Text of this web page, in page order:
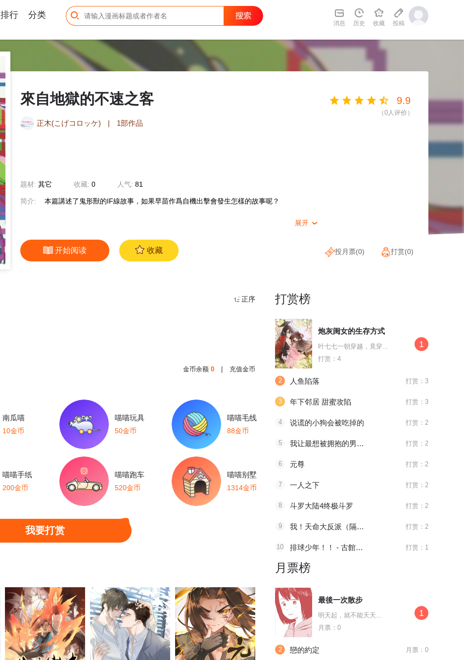
排行 分类
消息 历史 收藏 投稿
來自地獄的不速之客
正木(こげコロッケ) | 1部作品
题材: 其它 收藏: 0 人气: 81
简介: 本篇講述了鬼形獸的IF線故事，如果早苗作爲自機出擊會發生怎樣的故事呢？
展开 
开始阅读 收藏
9.9
（0人评价）
投月票(0) 打赏(0)
正序
金币余额 0 充值金币
南瓜喵
10金币
喵喵玩具
50金币
喵喵毛线
88金币
喵喵手纸
200金币
喵喵跑车
520金币
喵喵别墅
1314金币
我要打赏
打赏榜
炮灰闺女的生存方式
叶七七一朝穿越，竟穿...
打赏：4
1
2 人鱼陷落 打赏：3
3 年下邻居 甜蜜攻陷 打赏：3
4 说谎的小狗会被吃掉的 打赏：2
5 我让最想被拥抱的男人给威胁了 打赏：2
6 元尊 打赏：2
7 一人之下 打赏：2
8 斗罗大陆4终极斗罗 打赏：2
9 我！天命大反派（隔周双更） 打赏：2
10 排球少年！！ - 古館春一 打赏：1
月票榜
最後一次散步
明天起，就不能天天...
月票：0
1
2 戀的約定 月票：0